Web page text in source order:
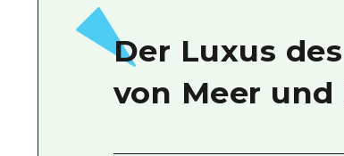
Der Luxus
von Meer und